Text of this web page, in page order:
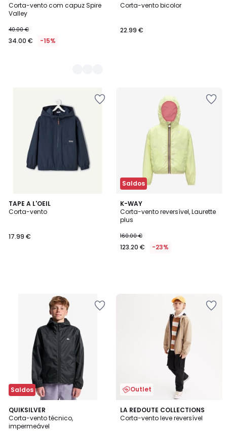
Corta-vento com capuz Spire
Valley
40.00 €
34.00 € -15%
Cores
Corta-vento bicolor
22.99 €
TAPE A L'OEIL
Corta-vento
17.99 €
Saldos
K-WAY
Corta-vento reversível, Laurette
plus
160.00 €
123.20 € -23%
Saldos
QUIKSILVER
Corta-vento técnico,
impermeável
Outlet
LA REDOUTE COLLECTIONS
Corta-vento leve reversível
5
/